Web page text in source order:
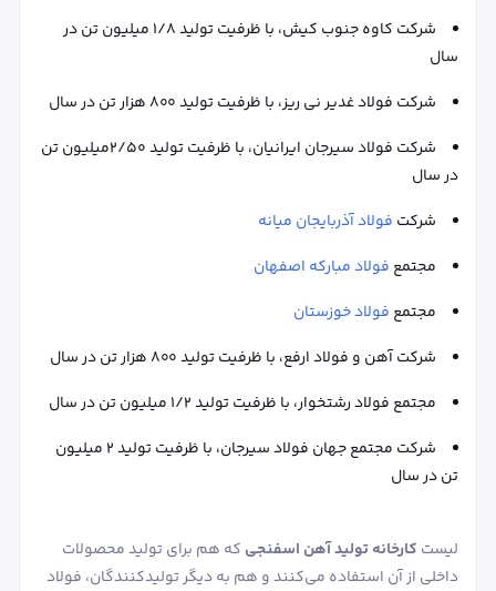
شرکت کاوه جنوب کیش، با ظرفیت تولید 1/8 میلیون تن در
سال
شرکت فولاد غدیر نی ریز، با ظرفیت تولید 800 هزار تن در سال
شرکت فولاد سیرجان ایرانیان، با ظرفیت تولید 2/50میلیون تن
در سال
شرکت فولاد آذربایجان میانه
مجتمع فولاد مبارکه اصفهان
مجتمع فولاد خوزستان
شرکت آهن و فولاد ارفع، با ظرفیت تولید 800 هزار تن در سال
مجتمع فولاد رشتخوار، با ظرفیت تولید 1/2 میلیون تن در سال
شرکت مجتمع جهان فولاد سیرجان، با ظرفیت تولید 2 میلیون
تن در سال
لیست کارخانه تولید آهن اسفنجی که هم برای تولید محصولات
داخلی از آن استفاده می‌کنند و هم به دیگر تولیدکنندگان، فولاد